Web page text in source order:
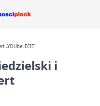
„YOUbeLECIE”
i